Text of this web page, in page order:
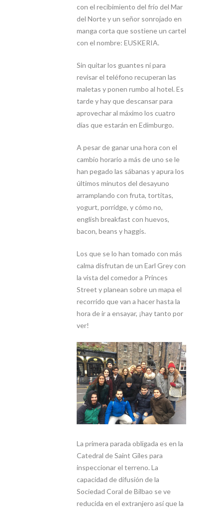
con el recibimiento del frío del Mar
del Norte y un señor sonrojado en
manga corta que sostiene un cartel
con el nombre: EUSKERIA.
Sin quitar los guantes ni para
revisar el teléfono recuperan las
maletas y ponen rumbo al hotel. Es
tarde y hay que descansar para
aprovechar al máximo los cuatro
días que estarán en Edimburgo.
A pesar de ganar una hora con el
cambio horario a más de uno se le
han pegado las sábanas y apura los
últimos minutos del desayuno
arramplando con fruta, tortitas,
yogurt, porridge, y cómo no,
english breakfast con huevos,
bacon, beans y haggis.
Los que se lo han tomado con más
calma disfrutan de un Earl Grey con
la vista del comedor a Princes
Street y planean sobre un mapa el
recorrido que van a hacer hasta la
hora de ir a ensayar, ¡hay tanto por
ver!
La primera parada obligada es en la
Catedral de Saint Giles para
inspeccionar el terreno. La
capacidad de difusión de la
Sociedad Coral de Bilbao se ve
reducida en el extranjero así que la